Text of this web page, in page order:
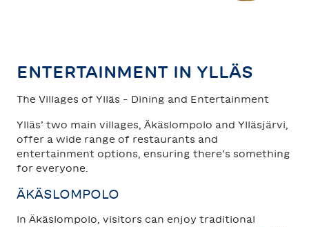
ENTERTAINMENT IN YLLÄS
The Villages of Ylläs – Dining and Entertainment
Ylläs’ two main villages, Äkäslompolo and Ylläsjärvi,
offer a wide range of restaurants and
entertainment options, ensuring there’s something
for everyone.
ÄKÄSLOMPOLO
In Äkäslompolo, visitors can enjoy traditional